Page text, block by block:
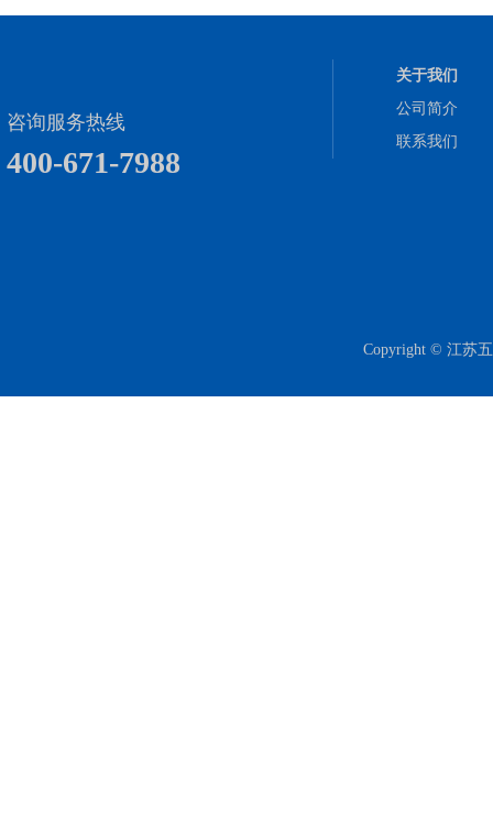
咨询服务热线
400-671-7988
关于我们
公司简介
联系我们
Copyright © 江苏